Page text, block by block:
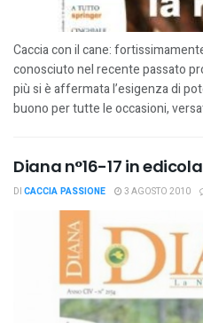
Caccia con il cane:
conosciuto nel recente passato
più si è affermata l’esigenza di
buono per tutte le occasioni,
Diana n°16-17 in
DI CACCIA PASSIONE 3 AGOSTO 2010